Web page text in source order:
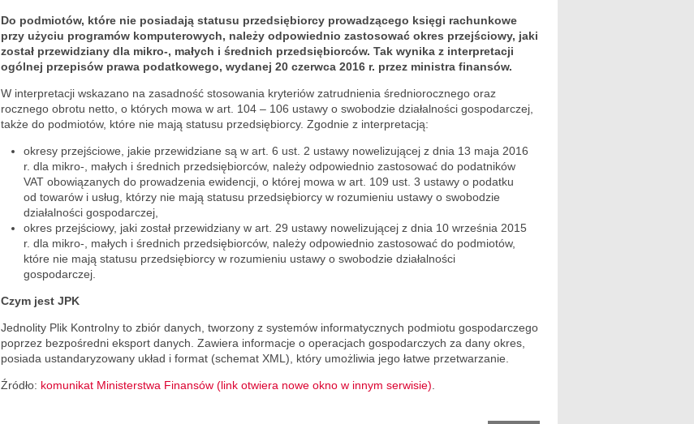
Do podmiotów, które nie posiadają statusu przedsiębiorcy prowadzącego księgi rachunkowe
przy użyciu programów komputerowych, należy odpowiednio zastosować okres przejściowy, jaki
został przewidziany dla mikro-, małych i średnich przedsiębiorców. Tak wynika z interpretacji
ogólnej przepisów prawa podatkowego, wydanej 20 czerwca 2016 r. przez ministra finansów.
W interpretacji wskazano na zasadność stosowania kryteriów zatrudnienia średniorocznego oraz
rocznego obrotu netto, o których mowa w art. 104 – 106 ustawy o swobodzie działalności gospodarczej,
także do podmiotów, które nie mają statusu przedsiębiorcy. Zgodnie z interpretacją:
okresy przejściowe, jakie przewidziane są w art. 6 ust. 2 ustawy nowelizującej z dnia 13 maja 2016
r. dla mikro-, małych i średnich przedsiębiorców, należy odpowiednio zastosować do podatników
VAT obowiązanych do prowadzenia ewidencji, o której mowa w art. 109 ust. 3 ustawy o podatku
od towarów i usług, którzy nie mają statusu przedsiębiorcy w rozumieniu ustawy o swobodzie
działalności gospodarczej,
okres przejściowy, jaki został przewidziany w art. 29 ustawy nowelizującej z dnia 10 września 2015
r. dla mikro-, małych i średnich przedsiębiorców, należy odpowiednio zastosować do podmiotów,
które nie mają statusu przedsiębiorcy w rozumieniu ustawy o swobodzie działalności
gospodarczej.
Czym jest JPK
Jednolity Plik Kontrolny to zbiór danych, tworzony z systemów informatycznych podmiotu gospodarczego
poprzez bezpośredni eksport danych. Zawiera informacje o operacjach gospodarczych za dany okres,
posiada ustandaryzowany układ i format (schemat XML), który umożliwia jego łatwe przetwarzanie.
Źródło: komunikat Ministerstwa Finansów (link otwiera nowe okno w innym serwisie)